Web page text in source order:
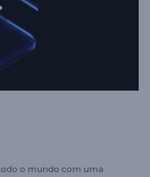
o mundo com uma